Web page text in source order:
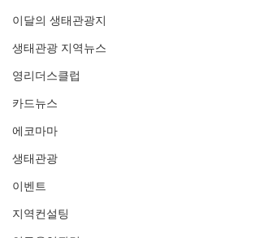
이달의 생태관광지
생태관광 지역뉴스
영리더스클럽
카드뉴스
에코마마
생태관광
이벤트
지역컨설팅